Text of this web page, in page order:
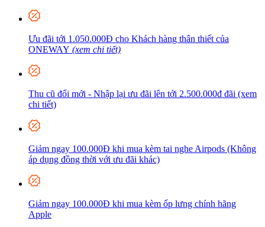
Ưu đãi tới 1.050.000Đ cho Khách hàng thân thiết của
ONEWAY (xem chi tiết)
Thu cũ đổi mới - Nhập lại ưu đãi lên tới 2.500.000đ đãi (xem
chi tiết)
Giảm ngay 100.000Đ khi mua kèm tai nghe Airpods (Không
áp dụng đồng thời với ưu đãi khác)
Giảm ngay 100.000Đ khi mua kèm ốp lưng chính hãng
Apple